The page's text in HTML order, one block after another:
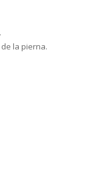
la pierna.